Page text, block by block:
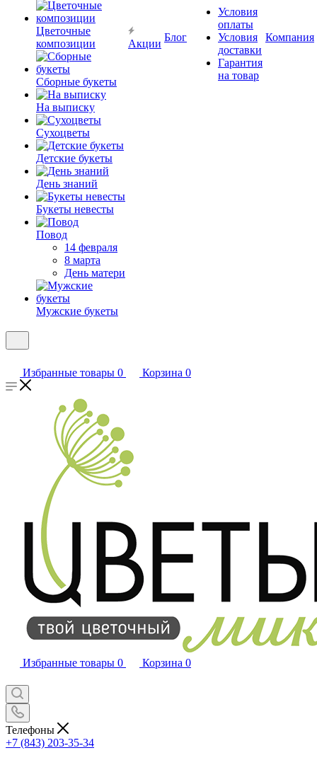
Цветочные
композиции
Сборные букеты
На выписку
Сухоцветы
Детские букеты
День знаний
Букеты невесты
Повод
14 февраля
8 марта
День матери
Мужские букеты
Акции
Блог
Условия
оплаты
Условия
доставки
Гарантия
на товар
Компания
Избранные товары 0 Корзина 0
Избранные товары 0 Корзина 0
Телефоны
+7 (843) 203-35-34